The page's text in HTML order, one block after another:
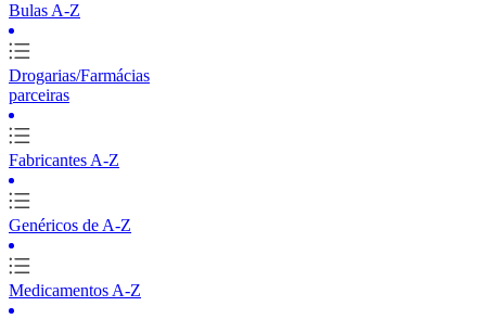
Bulas A-Z
Drogarias/Farmácias
parceiras
Fabricantes A-Z
Genéricos de A-Z
Medicamentos A-Z